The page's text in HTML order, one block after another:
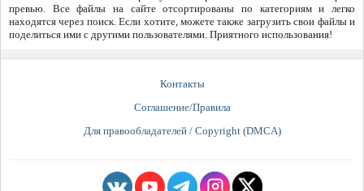
превью. Все файлы на сайте отсортированы по категориям и легко
находятся через поиск. Если хотите, можете также загрузить свои файлы и
поделиться ими с другими пользователями. Приятного использования!
Контакты
Соглашение/Правила
Для правообладателей / Copyright (DMCA)